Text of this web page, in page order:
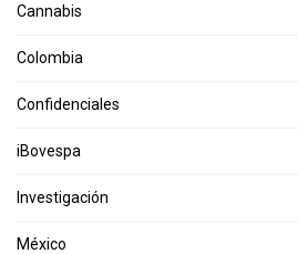
Cannabis
Colombia
Confidenciales
iBovespa
Investigación
México